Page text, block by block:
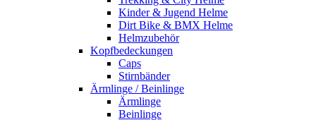
Kinder & Jugend Helme
Dirt Bike & BMX Helme
Helmzubehör
Kopfbedeckungen
Caps
Stirnbänder
Ärmlinge / Beinlinge
Ärmlinge
Beinlinge